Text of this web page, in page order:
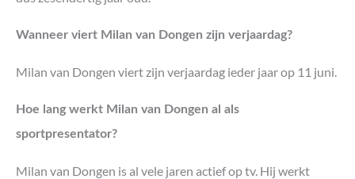
Wanneer viert Milan van Dongen zijn verjaardag?
Milan van Dongen viert zijn verjaardag ieder jaar op 11 juni.
Hoe lang werkt Milan van Dongen al als
sportpresentator?
Milan van Dongen is al vele jaren actief op tv. Hij werkt